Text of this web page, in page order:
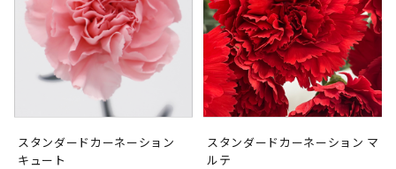
スタンダードカーネーション
キュート
スタンダードカーネーション マ
ルテ